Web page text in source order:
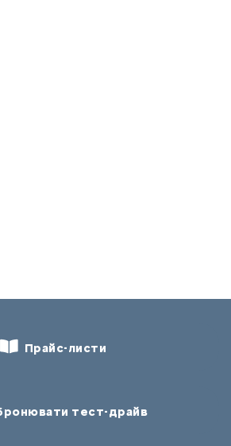
Прайс-листи
тест-драйв